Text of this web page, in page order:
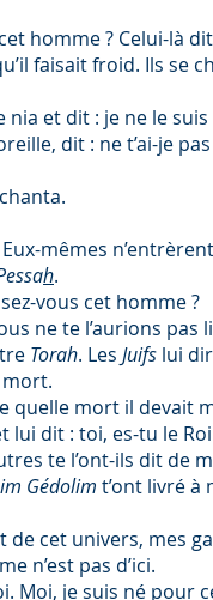
homme ? Celui-là
faisait froid. Ils se
nia et dit : je ne le suis
dit : ne t’ai-je
mêmes
h.
vous cet homme ?
ne te l’aurions pas
Torah. Les Juifs lui
mort.
quelle mort il devait
lui dit : toi, es-tu le
te l’ont-ils dit de
Gédolim t’ont livré à
cet univers, mes
n’est pas d’ici.
Moi, je suis né pour